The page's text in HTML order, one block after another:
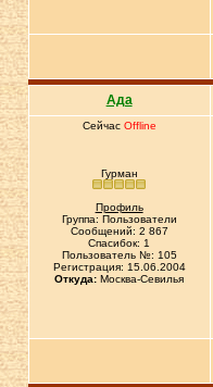
Ада
Сейчас Offline
Гурман
Профиль
Группа: Пользователи
Сообщений: 2 867
Спасибок: 1
Пользователь №: 105
Регистрация: 15.06.2004
Откуда: Москва-Севилья